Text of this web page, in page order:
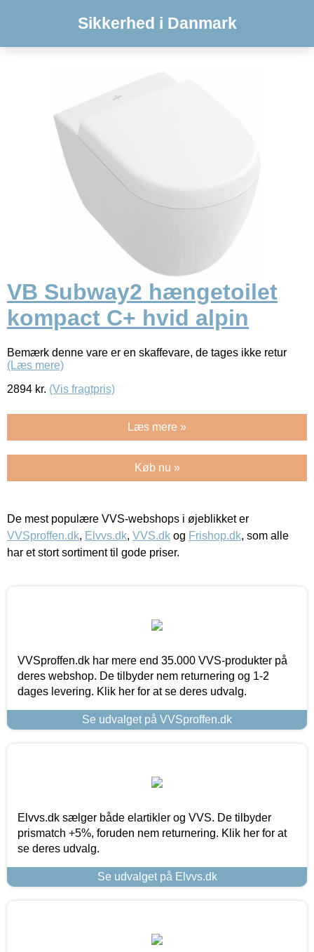
Sikkerhed i Danmark
VB Subway2 hængetoilet
kompact C+ hvid alpin
Bemærk denne vare er en skaffevare, de tages ikke retur
(Læs mere)
2894 kr. (Vis fragtpris)
Læs mere »
Køb nu »
De mest populære VVS-webshops i øjeblikket er
VVSproffen.dk, Elvvs.dk, VVS.dk og Frishop.dk, som alle
har et stort sortiment til gode priser.
VVSproffen.dk har mere end 35.000 VVS-produkter på
deres webshop. De tilbyder nem returnering og 1-2
dages levering. Klik her for at se deres udvalg.
Se udvalget på VVSproffen.dk
Elvvs.dk sælger både elartikler og VVS. De tilbyder
prismatch +5%, foruden nem returnering. Klik her for at
se deres udvalg.
Se udvalget på Elvvs.dk